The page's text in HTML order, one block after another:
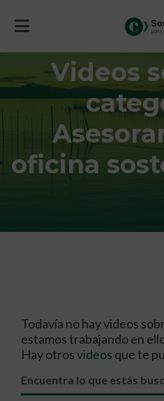
Videos
oficina
Todavía no hay videos
estamos trabajando en
Hay otrosvideos que te
Encuentra lo que estás